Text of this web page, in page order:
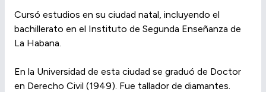
Cursó estudios en su ciudad natal, incluyendo el
bachillerato en el Instituto de Segunda Enseñanza de
La Habana.
En la Universidad de esta ciudad se graduó de Doctor
en Derecho Civil (1949). Fue tallador de diamantes.